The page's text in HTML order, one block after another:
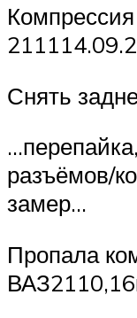
Снять
разъёмов/
замер…
Пропала